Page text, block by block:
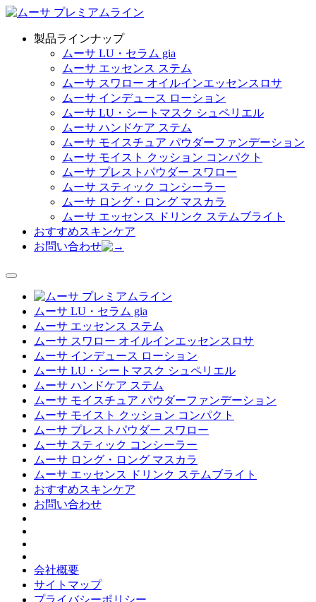
製品ラインナップ
ムーサ LU・セラム gia
ムーサ エッセンス ステム
ムーサ スワロー オイルインエッセンスロサ
ムーサ インデュース ローション
ムーサ LU・シートマスク シュペリエル
ムーサ ハンドケア ステム
ムーサ モイスチュア パウダーファンデーション
ムーサ モイスト クッション コンパクト
ムーサ プレストパウダー スワロー
ムーサ スティック コンシーラー
ムーサ ロング・ロング マスカラ
ムーサ エッセンス ドリンク ステムブライト
おすすめスキンケア
お問い合わせ
toggle
navigation
ムーサ LU・セラム gia
ムーサ エッセンス ステム
ムーサ スワロー オイルインエッセンスロサ
ムーサ インデュース ローション
ムーサ LU・シートマスク シュペリエル
ムーサ ハンドケア ステム
ムーサ モイスチュア パウダーファンデーション
ムーサ モイスト クッション コンパクト
ムーサ プレストパウダー スワロー
ムーサ スティック コンシーラー
ムーサ ロング・ロング マスカラ
ムーサ エッセンス ドリンク ステムブライト
おすすめスキンケア
お問い合わせ
会社概要
サイトマップ
プライバシーポリシー